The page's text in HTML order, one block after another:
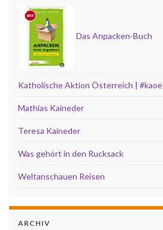
Das Anpacken-Buch
Katholische Aktion Österreich | #kaoe
Mathias Kaineder
Teresa Kaineder
Was gehört in den Rucksack
Weltanschauen Reisen
ARCHIV